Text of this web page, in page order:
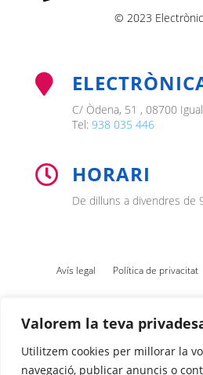
Valorem la teva
Utilitzem cookies per millorar la
navegació, publicar anuncis o
© 2023

C/ Òdena, 51 , 08700
Tel: 938 035 446
 HORARI
De dilluns a divendres de
Avís legal Política de privacitat